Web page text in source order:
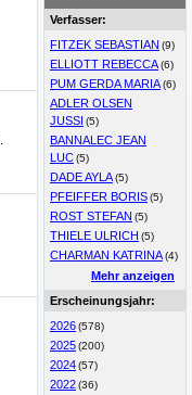
Verfasser:
FITZEK SEBASTIAN (9)
ELLIOTT REBECCA(6)
PUM GERDA MARIA(6)
ADLER OLSEN
JUSSI (5)
BANNALEC JEAN
LUC(5)
DADE AYLA(5)
PFEIFFER BORIS(5)
ROST STEFAN (5)
THIELE ULRICH (5)
CHARMAN KATRINA(4)
Mehr anzeigen
Erscheinungsjahr:
2026(578)
2025(200)
2024(57)
2022(36)